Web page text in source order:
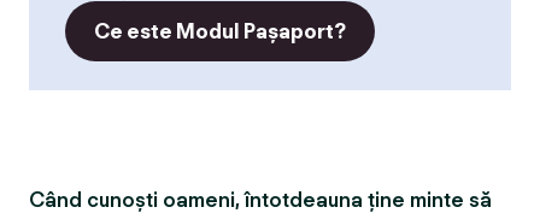
Ce este Modul Pașaport?
Când cunoști oameni, întotdeauna ține minte să